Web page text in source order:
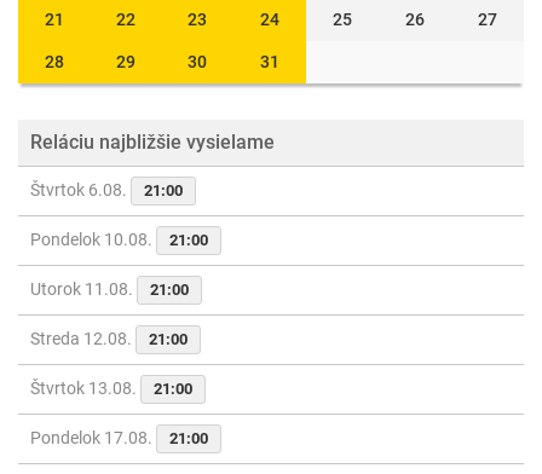
21 22 23 24 25 26 27
28 29 30 31
Reláciu najbližšie vysielame
Štvrtok 6.08. 21:00
Pondelok 10.08. 21:00
Utorok 11.08. 21:00
Streda 12.08. 21:00
Štvrtok 13.08. 21:00
Pondelok 17.08. 21:00